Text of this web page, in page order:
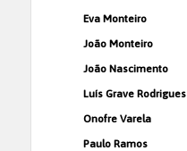
Eva Monteiro
João Monteiro
João Nascimento
Luís Grave Rodrigues
Onofre Varela
Paulo Ramos